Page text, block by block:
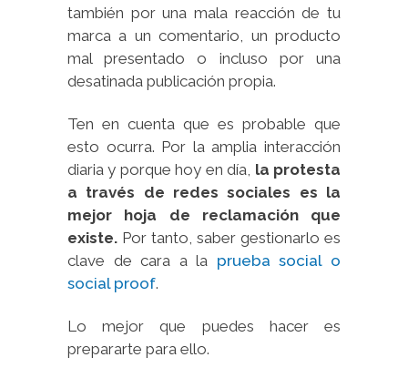
también por una mala reacción de tu
marca a un comentario, un producto
mal presentado o incluso por una
desatinada publicación propia.
Ten en cuenta que es probable que
esto ocurra. Por la amplia interacción
diaria y porque hoy en día, la protesta
a través de redes sociales es la
mejor hoja de reclamación que
existe. Por tanto, saber gestionarlo es
clave de cara a la prueba social o
social proof.
Lo mejor que puedes hacer es
prepararte para ello.